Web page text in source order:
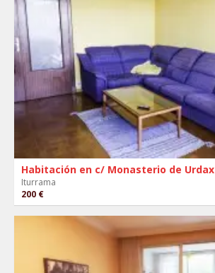
Habitación en c/ Monasterio de Urdax
Iturrama
200 €